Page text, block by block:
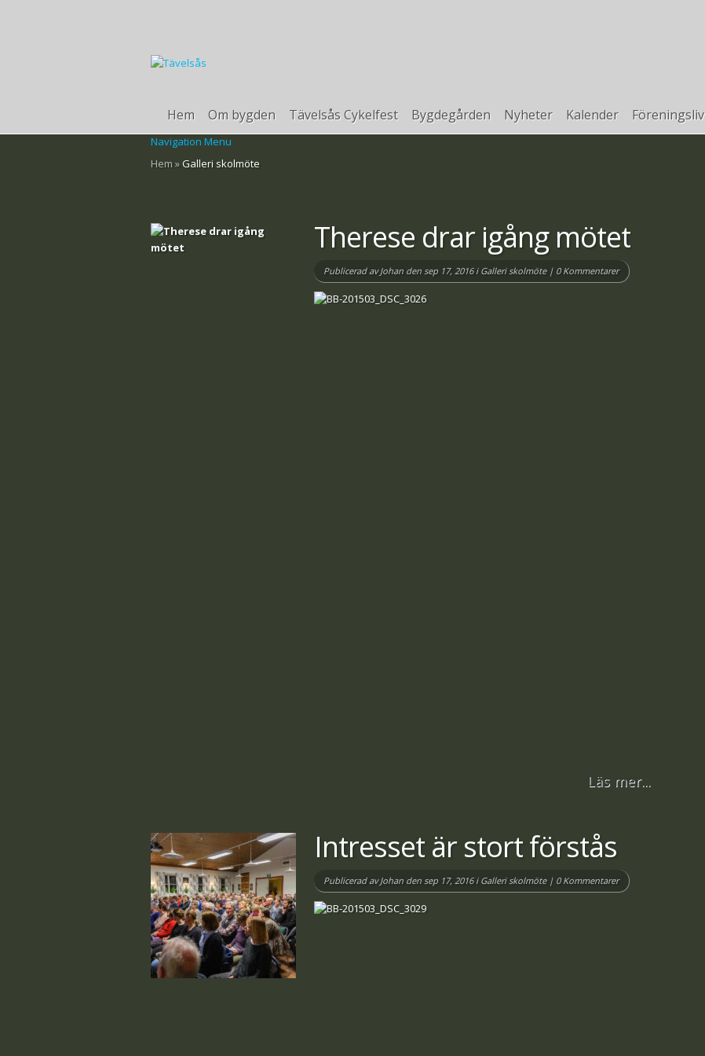
Hem Om bygden Tävelsås Cykelfest Bygdegården Nyheter Kalender Föreningsliv
Navigation Menu
Hem » Galleri skolmöte
Therese drar igång mötet
Publicerad avJohan den sep 17, 2016 i Galleri skolmöte| 0 Kommentarer
Läs mer...
Intresset är stort förstås
Publicerad avJohan den sep 17, 2016 i Galleri skolmöte| 0 Kommentarer